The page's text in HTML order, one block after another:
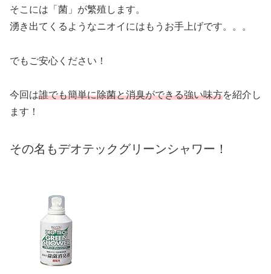
そこには「菌」が繁殖します。
湧き出てくるようなニオイにはもうお手上げです。。。
でもご安心ください！
今回は誰でも簡単に除菌と消臭ができる強い味方を紹介し
ます！
その名もデオテックグリーンシャワー！